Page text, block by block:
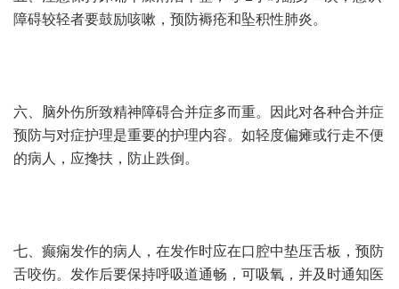
障碍较轻者要鼓励咳嗽，预防褥疮和坠积性肺炎。
六、脑外伤所致精神障碍合并症多而重。因此对各种合并症
预防与对症护理是重要的护理内容。如轻度偏瘫或行走不便
的病人，应搀扶，防止跌倒。
七、癫痫发作的病人，在发作时应在口腔中垫压舌板，预防
舌咬伤。发作后要保持呼吸道通畅，可吸氧，并及时通知医